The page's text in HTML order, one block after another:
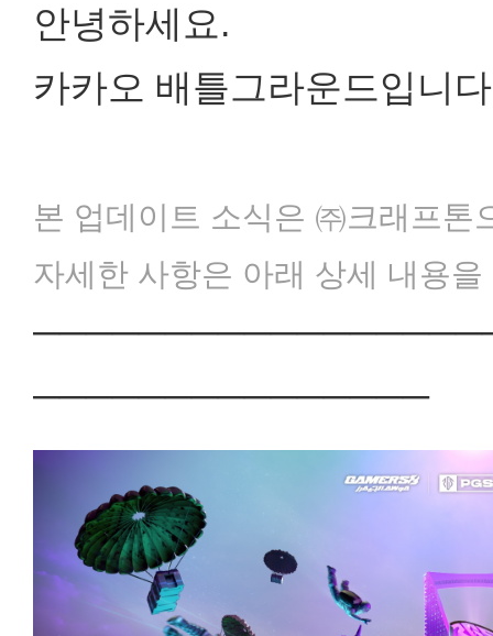
안녕하세요.
카카오 배틀그라운드입니
본 업데이트 소식은 ㈜크래프톤
자세한 사항은 아래 상세 내용
───────────────